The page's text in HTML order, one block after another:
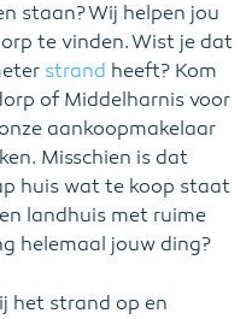
staan? Wij helpen jou
te vinden. Wist je dat
strand heeft? Kom
of Middelharnis voor
aankoopmakelaar
Misschien is dat
huis wat te koop staat
landhuis met ruime
helemaal jouw ding?
het strand op en